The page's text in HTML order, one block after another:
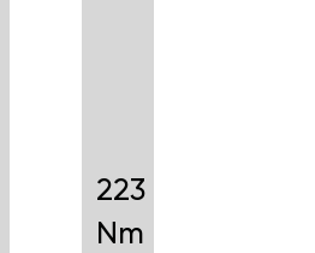
223
Nm